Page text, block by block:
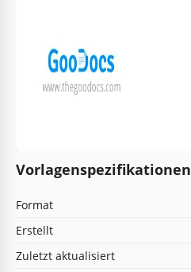
Vorlagenspezifikationen
Format
Erstellt
Zuletzt aktualisiert